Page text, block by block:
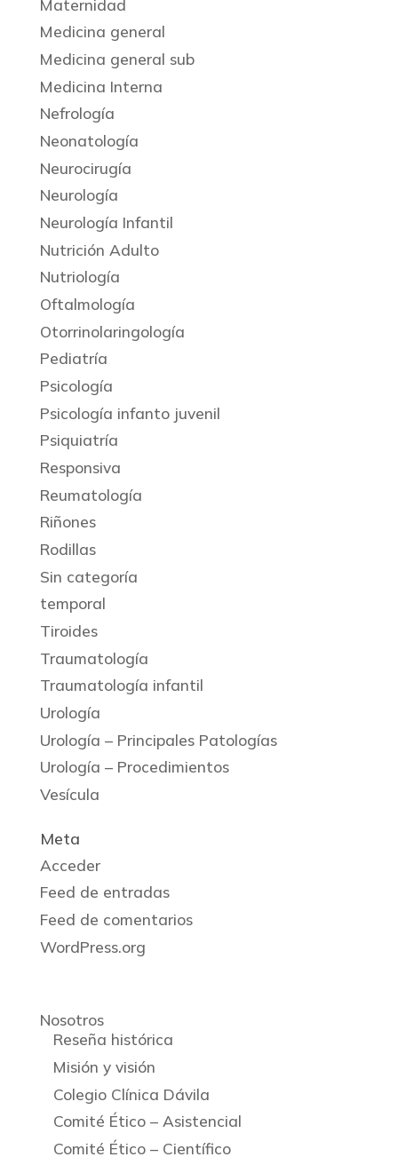
Maternidad
Medicina general
Medicina general sub
Medicina Interna
Nefrología
Neonatología
Neurocirugía
Neurología
Neurología Infantil
Nutrición Adulto
Nutriología
Oftalmología
Otorrinolaringología
Pediatría
Psicología
Psicología infanto juvenil
Psiquiatría
Responsiva
Reumatología
Riñones
Rodillas
Sin categoría
temporal
Tiroides
Traumatología
Traumatología infantil
Urología
Urología – Principales Patologías
Urología – Procedimientos
Vesícula
Meta
Acceder
Feed de entradas
Feed de comentarios
WordPress.org
Nosotros
Reseña histórica
Misión y visión
Colegio Clínica Dávila
Comité Ético – Asistencial
Comité Ético – Científico